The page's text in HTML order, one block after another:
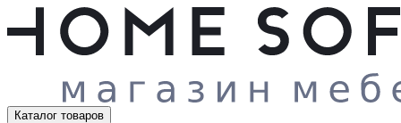
Каталог товаров